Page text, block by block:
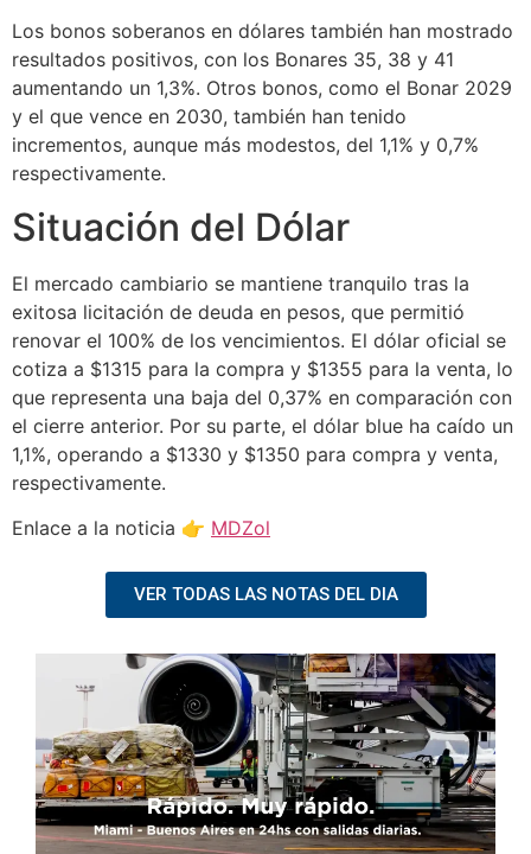
Los bonos soberanos en dólares también han mostrado
resultados positivos, con los Bonares 35, 38 y 41
aumentando un 1,3%. Otros bonos, como el Bonar 2029
y el que vence en 2030, también han tenido
incrementos, aunque más modestos, del 1,1% y 0,7%
respectivamente.
Situación del Dólar
El mercado cambiario se mantiene tranquilo tras la
exitosa licitación de deuda en pesos, que permitió
renovar el 100% de los vencimientos. El dólar oficial se
cotiza a $1315 para la compra y $1355 para la venta, lo
que representa una baja del 0,37% en comparación con
el cierre anterior. Por su parte, el dólar blue ha caído un
1,1%, operando a $1330 y $1350 para compra y venta,
respectivamente.
Enlace a la noticia 👉 MDZol
VER TODAS LAS NOTAS DEL DIA